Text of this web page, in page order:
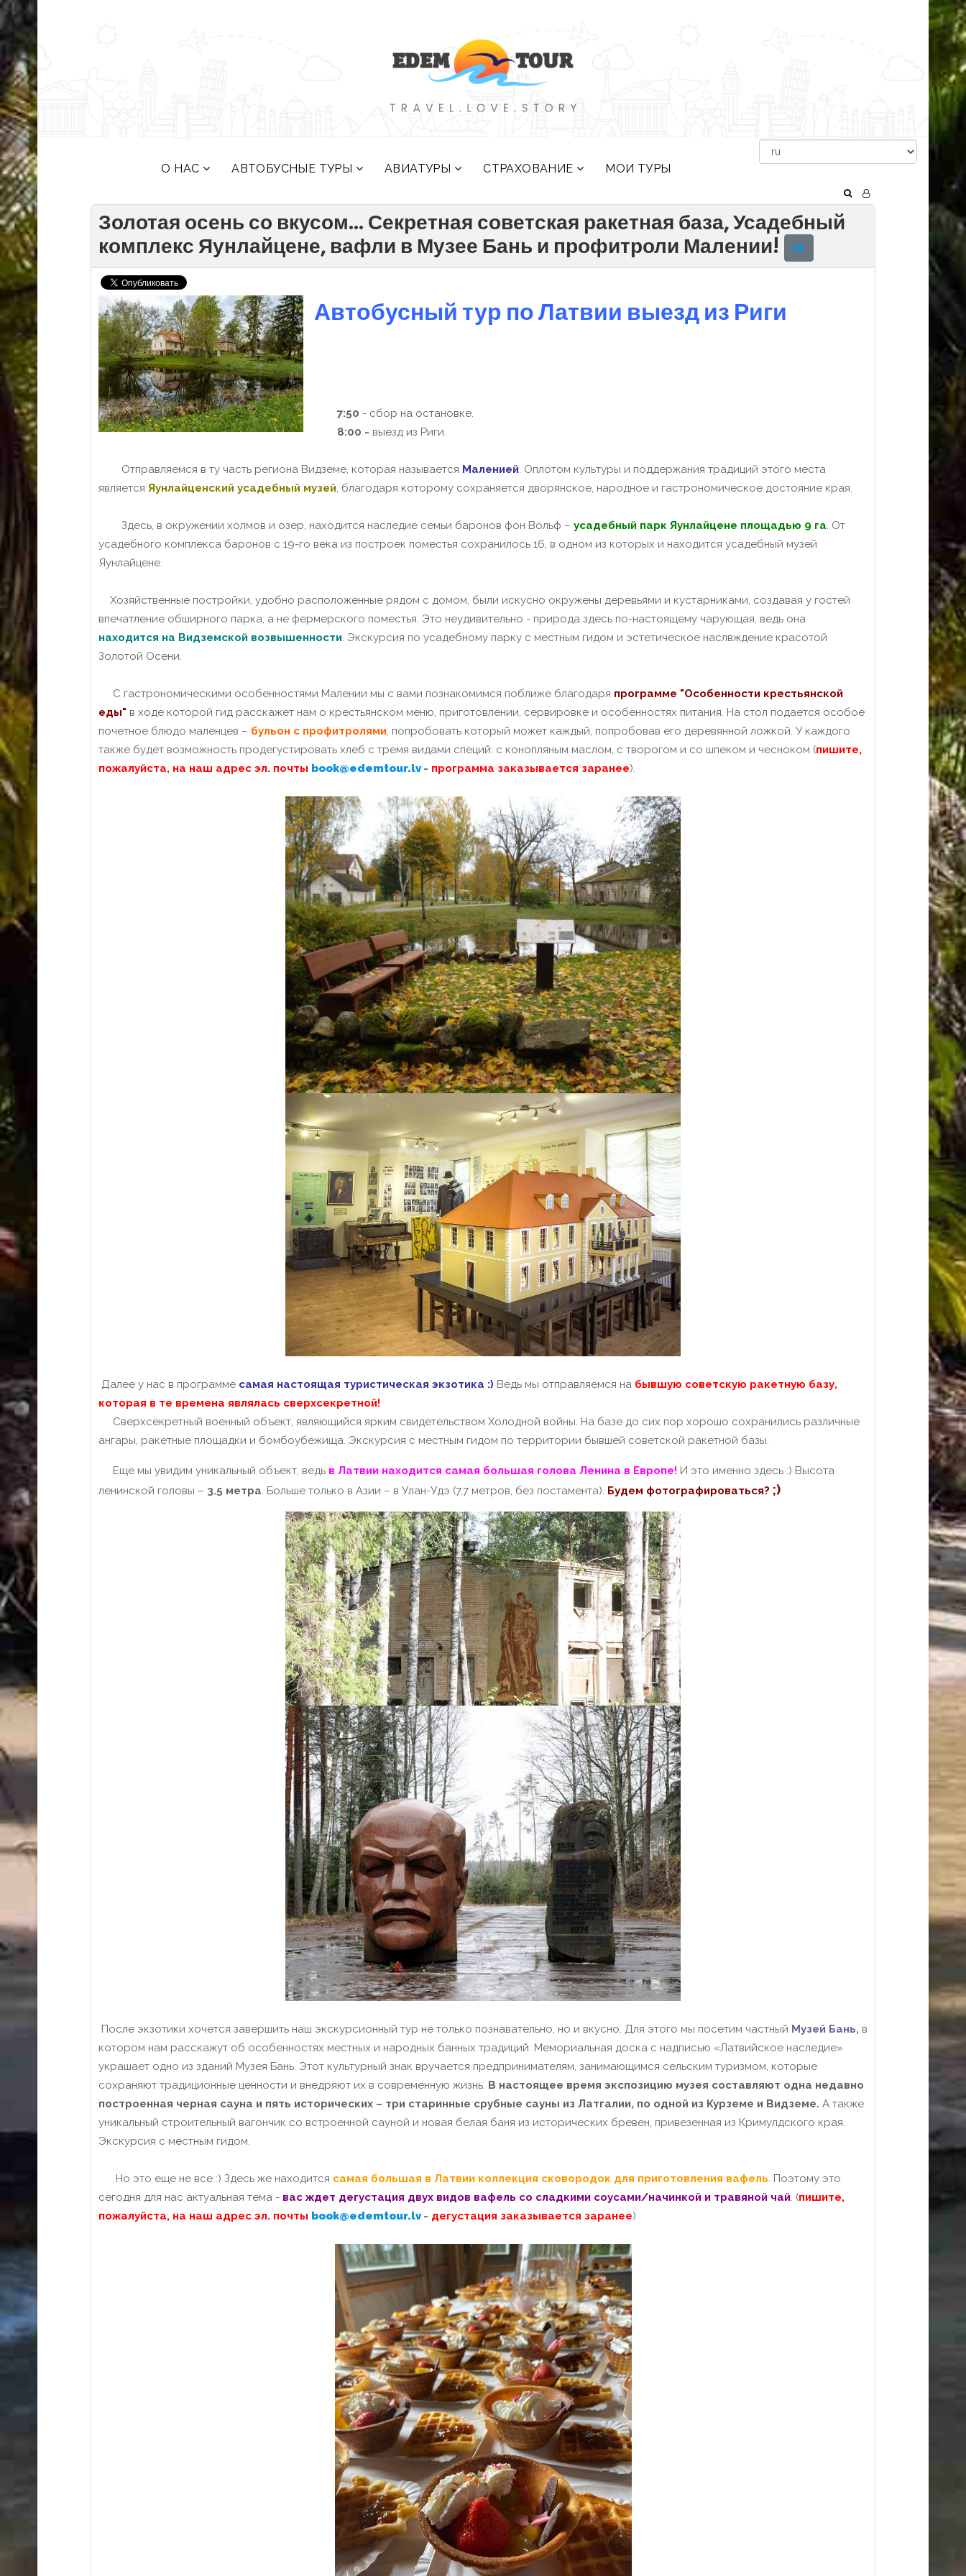
О НАС АВТОБУСНЫЕ ТУРЫ АВИАТУРЫ СТРАХОВАНИЕ МОИ ТУРЫ
Золотая осень со вкусом... Секретная советская ракетная база, Усадебный
комплекс Яунлайцене, вафли в Музее Бань и профитроли Малении!
Автобусный тур по Латвии выезд из Риги
7:50 - сбор на остановке.
8:00 - выезд из Риги.
Отправляемся в ту часть региона Видземе, которая называется Маленией. Оплотом культуры и поддержания традиций этого места
является Яунлайценский усадебный музей, благодаря которому сохраняется дворянское, народное и гастрономическое достояние края.
Здесь, в окружении холмов и озер, находится наследие семьи баронов фон Вольф – усадебный парк Яунлайцене площадью 9 га. От
усадебного комплекса баронов с 19-го века из построек поместья сохранилось 16, в одном из которых и находится усадебный музей
Яунлайцене.
Хозяйственные постройки, удобно расположенные рядом с домом, были искусно окружены деревьями и кустарниками, создавая у гостей
впечатление обширного парка, а не фермерского поместья. Это неудивительно - природа здесь по-настоящему чарующая, ведь она
находится на Видземской возвышенности. Экскурсия по усадебному парку с местным гидом и эстетическое наслвждение красотой
Золотой Осени.
С гастрономическими особенностями Малении мы с вами познакомимся поближе благодаря программе "Особенности крестьянской
еды" в ходе которой гид расскажет нам о крестьянском меню, приготовлении, сервировке и особенностях питания. На стол подается особое
почетное блюдо маленцев – бульон с профитролями, попробовать который может каждый, попробовав его деревянной ложкой. У каждого
также будет возможность продегустировать хлеб с тремя видами специй: с конопляным маслом, с творогом и со шпеком и чесноком (пишите,
пожалуйста, на наш адрес эл. почты book@edemtour.lv - программа заказывается заранее).
Далее у нас в программе самая настоящая туристическая экзотика :) Ведь мы отправляемся на бывшую советскую ракетную базу,
которая в те времена являлась сверхсекретной!
Сверхсекретный военный объект, являющийся ярким свидетельством Холодной войны. На базе до сих пор хорошо сохранились различные
ангары, ракетные площадки и бомбоубежища. Экскурсия с местным гидом по территории бывшей советской ракетной базы.
Еще мы увидим уникальный объект, ведь в Латвии находится самая большая голова Ленина в Европе! И это именно здесь :) Высота
ленинской головы – 3.5 метра. Больше только в Азии – в Улан-Удэ (7,7 метров, без постамента). Будем фотографироваться? ;)
После экзотики хочется завершить наш экскурсионный тур не только познавательно, но и вкусно. Для этого мы посетим частный Музей Бань, в
котором нам расскажут об особенностях местных и народных банных традиций. Мемориальная доска с надписью «Латвийское наследие»
украшает одно из зданий Музея Бань. Этот культурный знак вручается предпринимателям, занимающимся сельским туризмом, которые
сохраняют традиционные ценности и внедряют их в современную жизнь. В настоящее время экспозицию музея составляют одна недавно
построенная черная сауна и пять исторических – три старинные срубные сауны из Латгалии, по одной из Курземе и Видземе. А также
уникальный строительный вагончик со встроенной сауной и новая белая баня из исторических бревен, привезенная из Кримулдского края.
Экскурсия с местным гидом.
Но это еще не все :) Здесь же находится самая большая в Латвии коллекция сковородок для приготовления вафель. Поэтому это
сегодня для нас актуальная тема - вас ждет дегустация двух видов вафель со сладкими соусами/начинкой и травяной чай. (пишите,
пожалуйста, на наш адрес эл. почты book@edemtour.lv - дегустация заказывается заранее)